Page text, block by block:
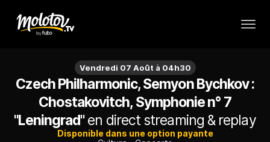
Vendredi 07 Août à 04h30
Czech Philharmonic, Semyon Bychkov :
Chostakovitch, Symphonie n° 7
"Leningrad"en direct streaming & replay
Disponible dans une option payante